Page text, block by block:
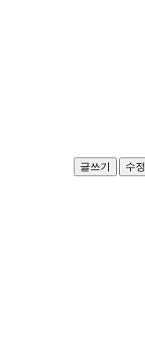
글쓰기 수정